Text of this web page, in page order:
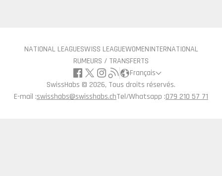
NATIONAL LEAGUESWISS LEAGUEWOMENINTERNATIONAL
RUMEURS / TRANSFERTS
Français
SwissHabs © 2026, Tous droits réservés.
E-mail :swisshabs@swisshabs.chTel/Whatsapp :079 210 57 71